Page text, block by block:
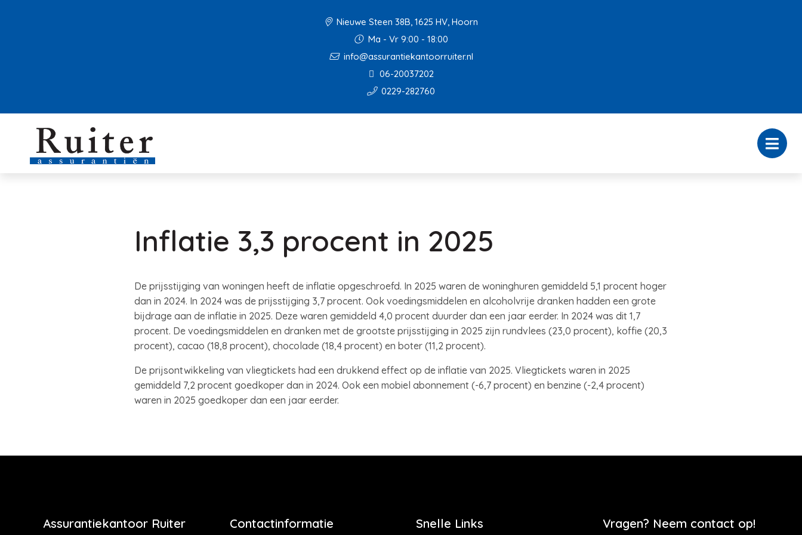
Nieuwe Steen 38B, 1625 HV, Hoorn
Ma - Vr 9:00 - 18:00
info@assurantiekantoorruiter.nl
06-20037202
0229-282760
Inflatie 3,3 procent in 2025
De prijsstijging van woningen heeft de inflatie opgeschroefd. In 2025 waren de woninghuren gemiddeld 5,1 procent hoger
dan in 2024. In 2024 was de prijsstijging 3,7 procent. Ook voedingsmiddelen en alcoholvrije dranken hadden een grote
bijdrage aan de inflatie in 2025. Deze waren gemiddeld 4,0 procent duurder dan een jaar eerder. In 2024 was dit 1,7
procent. De voedingsmiddelen en dranken met de grootste prijsstijging in 2025 zijn rundvlees (23,0 procent), koffie (20,3
procent), cacao (18,8 procent), chocolade (18,4 procent) en boter (11,2 procent).
De prijsontwikkeling van vliegtickets had een drukkend effect op de inflatie van 2025. Vliegtickets waren in 2025
gemiddeld 7,2 procent goedkoper dan in 2024. Ook een mobiel abonnement (-6,7 procent) en benzine (-2,4 procent)
waren in 2025 goedkoper dan een jaar eerder.
Assurantiekantoor Ruiter Contactinformatie Snelle Links Vragen? Neem contact op!